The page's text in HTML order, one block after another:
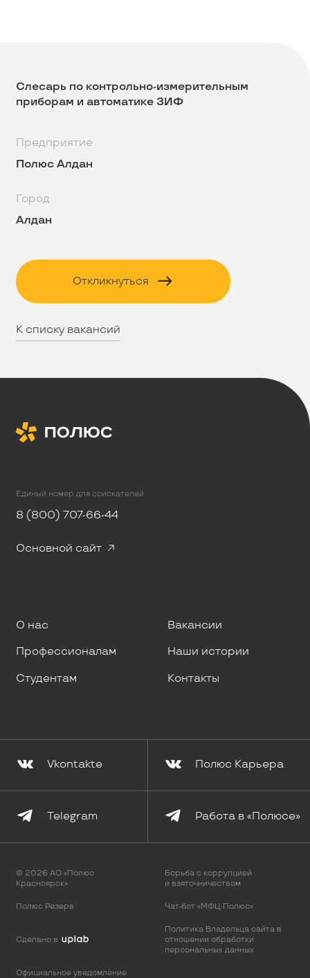
Слесарь по контрольно-измерительным
приборам и автоматике ЗИФ
Предприятие
Полюс Алдан
Город
Алдан
Откликнуться
К списку вакансий
Единый номер для соискателей
8 (800) 707-66-44
Основной сайт
О нас Вакансии
Профессионалам Наши истории
Студентам Контакты
Vkontakte Полюс Карьера
Telegram Работа в «Полюсе»
© 2026 АО «Полюс
Красноярск»
Политика Владельца сайта в
отношении обработки
персональных данных
Борьба с коррупцией
и взяточничеством
Официальное уведомление
Полюс Резерв Чат-бот «МФЦ-Полюс»
Cделано в